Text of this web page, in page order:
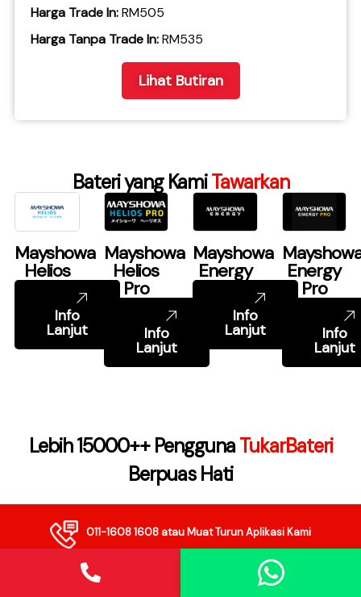
Harga Trade In:RM505
​Harga Tanpa Trade In:RM535
Lihat Butiran
Bateri yang KamiTawarkan
Mayshowa
Helios
Info
Lanjut
Mayshowa
Helios
Pro
Info
Lanjut
Mayshowa
Energy
Info
Lanjut
Energy
Pro
Info
Lanjut
Lebih 15000++ PenggunaTukarBateri
Berpuas Hati
011-1608 1608atau Muat Turun Aplikasi Kami